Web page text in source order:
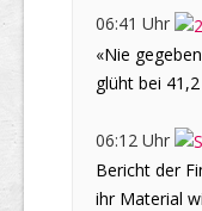
06:41 Uhr
«Nie
glüht bei
06:12 Uhr
Bericht der
ihr Material